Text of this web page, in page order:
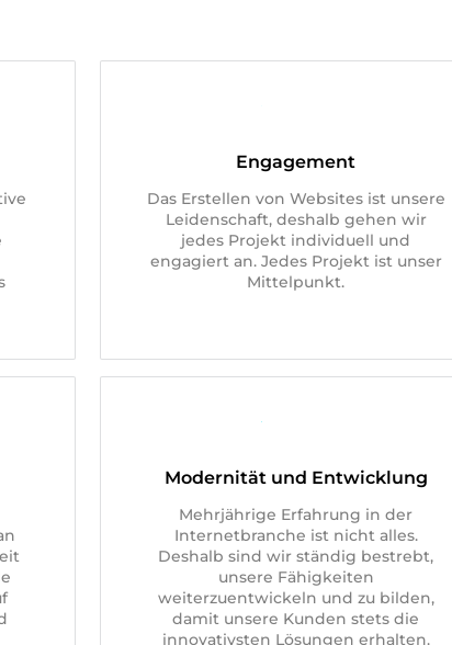
Engagement
Das Erstellen von Websites ist unsere
Leidenschaft, deshalb gehen wir
jedes Projekt individuell und
engagiert an. Jedes Projekt ist unser
Mittelpunkt.
Modernität und Entwicklung
Mehrjährige Erfahrung in der
Internetbranche ist nicht alles.
Deshalb sind wir ständig bestrebt,
unsere Fähigkeiten
weiterzuentwickeln und zu bilden,
damit unsere Kunden stets die
innovativsten Lösungen erhalten.